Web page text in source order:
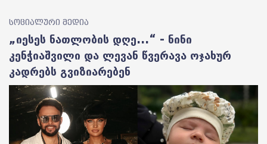
სოციალური მედია
„იესეს ნათლობის დღე...“ - ნინი
კენჭიაშვილი და ლევან წვერავა ოჯახურ
კადრებს გვიზიარებენ